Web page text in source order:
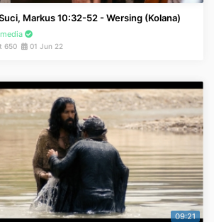
Markus 10:32-52 - Wersing (Kolana)
650 01 Jun 22
09:21